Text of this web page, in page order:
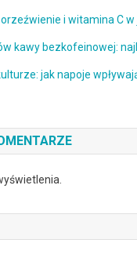
i witamina C
kawy bezkofeinowej:
jak napoje